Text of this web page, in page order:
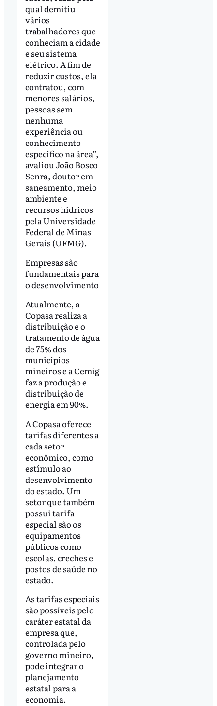
qual demitiu
vários
trabalhadores que
conheciam a cidade
e seu sistema
elétrico. A fim de
reduzir custos, ela
contratou, com
menores salários,
pessoas sem
nenhuma
experiência ou
conhecimento
específico na área”,
avaliou João Bosco
Senra, doutor em
saneamento, meio
ambiente e
recursos hídricos
pela Universidade
Federal de Minas
Gerais (UFMG).
Empresas são
fundamentais para
o desenvolvimento
Atualmente, a
Copasa realiza a
distribuição e o
tratamento de água
de 75% dos
municípios
mineiros e a Cemig
faz a produção e
distribuição de
energia em 90%.
A Copasa oferece
tarifas diferentes a
cada setor
econômico, como
estímulo ao
desenvolvimento
do estado. Um
setor que também
possui tarifa
especial são os
equipamentos
públicos como
escolas, creches e
postos de saúde no
estado.
As tarifas especiais
são possíveis pelo
caráter estatal da
empresa que,
controlada pelo
governo mineiro,
pode integrar o
planejamento
estatal para a
economia.